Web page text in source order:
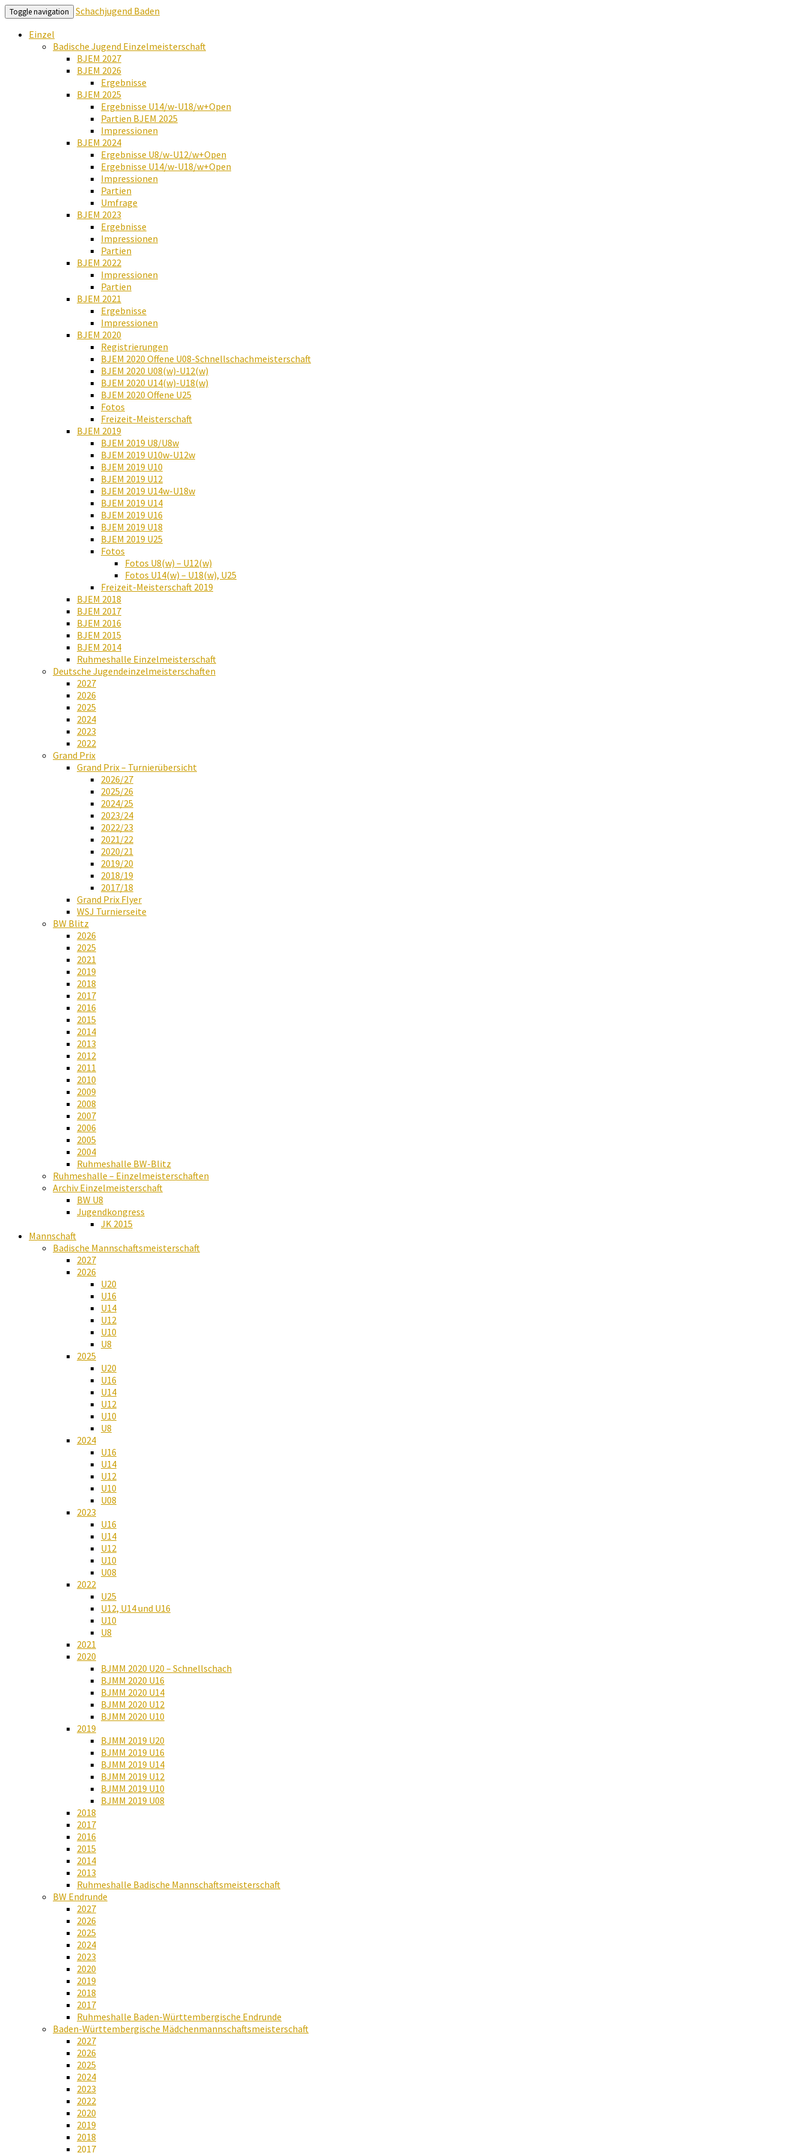
Toggle navigation
Schachjugend Baden
Einzel
Badische Jugend Einzelmeisterschaft
BJEM 2027
BJEM 2026
Ergebnisse
BJEM 2025
Ergebnisse U14/w-U18/w+Open
Partien BJEM 2025
Impressionen
BJEM 2024
Ergebnisse U8/w-U12/w+Open
Ergebnisse U14/w-U18/w+Open
Impressionen
Partien
Umfrage
BJEM 2023
Ergebnisse
Impressionen
Partien
BJEM 2022
Impressionen
Partien
BJEM 2021
Ergebnisse
Impressionen
BJEM 2020
Registrierungen
BJEM 2020 Offene U08-Schnellschachmeisterschaft
BJEM 2020 U08(w)-U12(w)
BJEM 2020 U14(w)-U18(w)
BJEM 2020 Offene U25
Fotos
Freizeit-Meisterschaft
BJEM 2019
BJEM 2019 U8/U8w
BJEM 2019 U10w-U12w
BJEM 2019 U10
BJEM 2019 U12
BJEM 2019 U14w-U18w
BJEM 2019 U14
BJEM 2019 U16
BJEM 2019 U18
BJEM 2019 U25
Fotos
Fotos U8(w) – U12(w)
Fotos U14(w) – U18(w), U25
Freizeit-Meisterschaft 2019
BJEM 2018
BJEM 2017
BJEM 2016
BJEM 2015
BJEM 2014
Ruhmeshalle Einzelmeisterschaft
Deutsche Jugendeinzelmeisterschaften
2027
2026
2025
2024
2023
2022
Grand Prix
Grand Prix – Turnierübersicht
2026/27
2025/26
2024/25
2023/24
2022/23
2021/22
2020/21
2019/20
2018/19
2017/18
Grand Prix Flyer
WSJ Turnierseite
BW Blitz
2026
2025
2021
2019
2018
2017
2016
2015
2014
2013
2012
2011
2010
2009
2008
2007
2006
2005
2004
Ruhmeshalle BW-Blitz
Ruhmeshalle – Einzelmeisterschaften
Archiv Einzelmeisterschaft
BW U8
Jugendkongress
JK 2015
Mannschaft
Badische Mannschaftsmeisterschaft
2027
2026
U20
U16
U14
U12
U10
U8
2025
U20
U16
U14
U12
U10
U8
2024
U16
U14
U12
U10
U08
2023
U16
U14
U12
U10
U08
2022
U25
U12, U14 und U16
U10
U8
2021
2020
BJMM 2020 U20 – Schnellschach
BJMM 2020 U16
BJMM 2020 U14
BJMM 2020 U12
BJMM 2020 U10
2019
BJMM 2019 U20
BJMM 2019 U16
BJMM 2019 U14
BJMM 2019 U12
BJMM 2019 U10
BJMM 2019 U08
2018
2017
2016
2015
2014
2013
Ruhmeshalle Badische Mannschaftsmeisterschaft
BW Endrunde
2027
2026
2025
2024
2023
2020
2019
2018
2017
Ruhmeshalle Baden-Württembergische Endrunde
Baden-Württembergische Mädchenmannschaftsmeisterschaft
2027
2026
2025
2024
2023
2022
2020
2019
2018
2017